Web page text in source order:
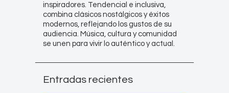
inspiradores. Tendencial e inclusiva,
combina clásicos nostálgicos y éxitos
modernos, reflejando los gustos de su
audiencia. Música, cultura y comunidad
se unen para vivir lo auténtico y actual.
Entradas recientes